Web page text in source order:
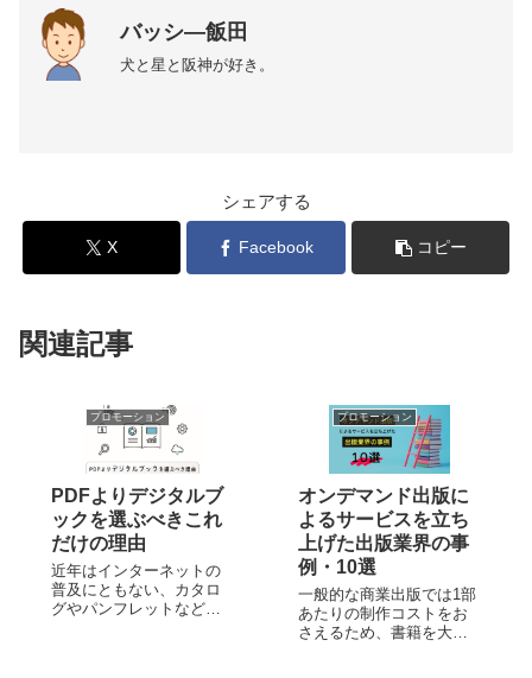
バッシ―飯田
犬と星と阪神が好き。
シェアする
X Facebook コピー
関連記事
プロモーション
PDFよりデジタルブ
ックを選ぶべきこれ
だけの理由
近年はインターネットの
普及にともない、カタロ
グやパンフレットなどの
プロモーション
オンデマンド出版に
よるサービスを立ち
上げた出版業界の事
例・10選
一般的な商業出版では1部
あたりの制作コストをお
さえるため、書籍を大量